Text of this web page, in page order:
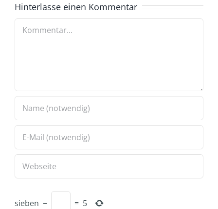
Hinterlasse einen Kommentar
Kommentar
sieben − = 5